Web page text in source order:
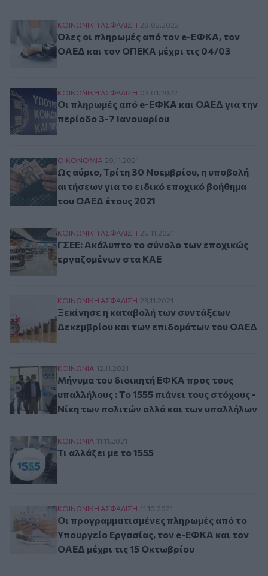
Όλες οι πληρωμές από τον e-ΕΦΚΑ, τον ΟΑΕΔ
ΚΟΙΝΩΝΙΚΗ ΑΣΦAΛΙΣΗ 28.02.2022
Όλες οι πληρωμές από τον e-ΕΦΚΑ, τον
ΟΑΕΔ και τον ΟΠΕΚΑ μέχρι τις 04/03
Οι πληρωμές από e-ΕΦΚΑ και ΟΑΕΔ για την
ΚΟΙΝΩΝΙΚΗ ΑΣΦAΛΙΣΗ 03.01.2022
Οι πληρωμές από e-ΕΦΚΑ και ΟΑΕΔ για την
περίοδο 3-7 Ιανουαρίου
Ως αύριο, Τρίτη 30 Νοεμβρίου, η υποβολή
ΟΙΚΟΝΟΜΙΑ 29.11.2021
Ως αύριο, Τρίτη 30 Νοεμβρίου, η υποβολή
αιτήσεων για το ειδικό εποχικό βοήθημα
του ΟΑΕΔ έτους 2021
ΓΣΕΕ: Ακάλυπτο το σύνολο των εποχικώς
ΚΟΙΝΩΝΙΚΗ ΑΣΦAΛΙΣΗ 26.11.2021
ΓΣΕΕ: Ακάλυπτο το σύνολο των εποχικώς
εργαζομένων στα ΚΑΕ
Ξεκίνησε η καταβολή των συντάξεων
ΚΟΙΝΩΝΙΚΗ ΑΣΦAΛΙΣΗ 23.11.2021
Ξεκίνησε η καταβολή των συντάξεων
Δεκεμβρίου και των επιδομάτων του ΟΑΕΔ
Μήνυμα του διοικητή ΕΦΚΑ προς τους
ΚΟΙΝΩΝΙΑ 12.11.2021
Μήνυμα του διοικητή ΕΦΚΑ προς τους
υπαλλήλους : Το 1555 πιάνει τους στόχους -
Νίκη των πολιτών αλλά και των υπαλλήλων
Τι αλλάζει με το 1555
ΚΟΙΝΩΝΙΑ 11.11.2021
Τι αλλάζει με το 1555
Οι προγραμματισμένες πληρωμές από το
ΚΟΙΝΩΝΙΚΗ ΑΣΦAΛΙΣΗ 11.10.2021
Οι προγραμματισμένες πληρωμές από το
Υπουργείο Εργασίας, τον e-ΕΦΚΑ και τον
ΟΑΕΔ μέχρι τις 15 Οκτωβρίου